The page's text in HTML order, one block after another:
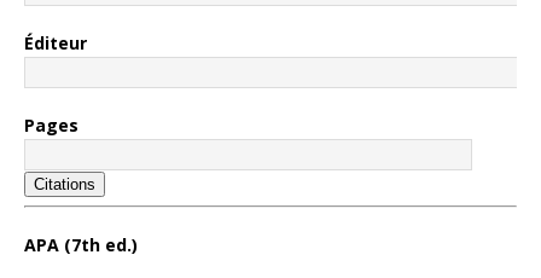
Éditeur
Pages
Citations
APA (7th ed.)